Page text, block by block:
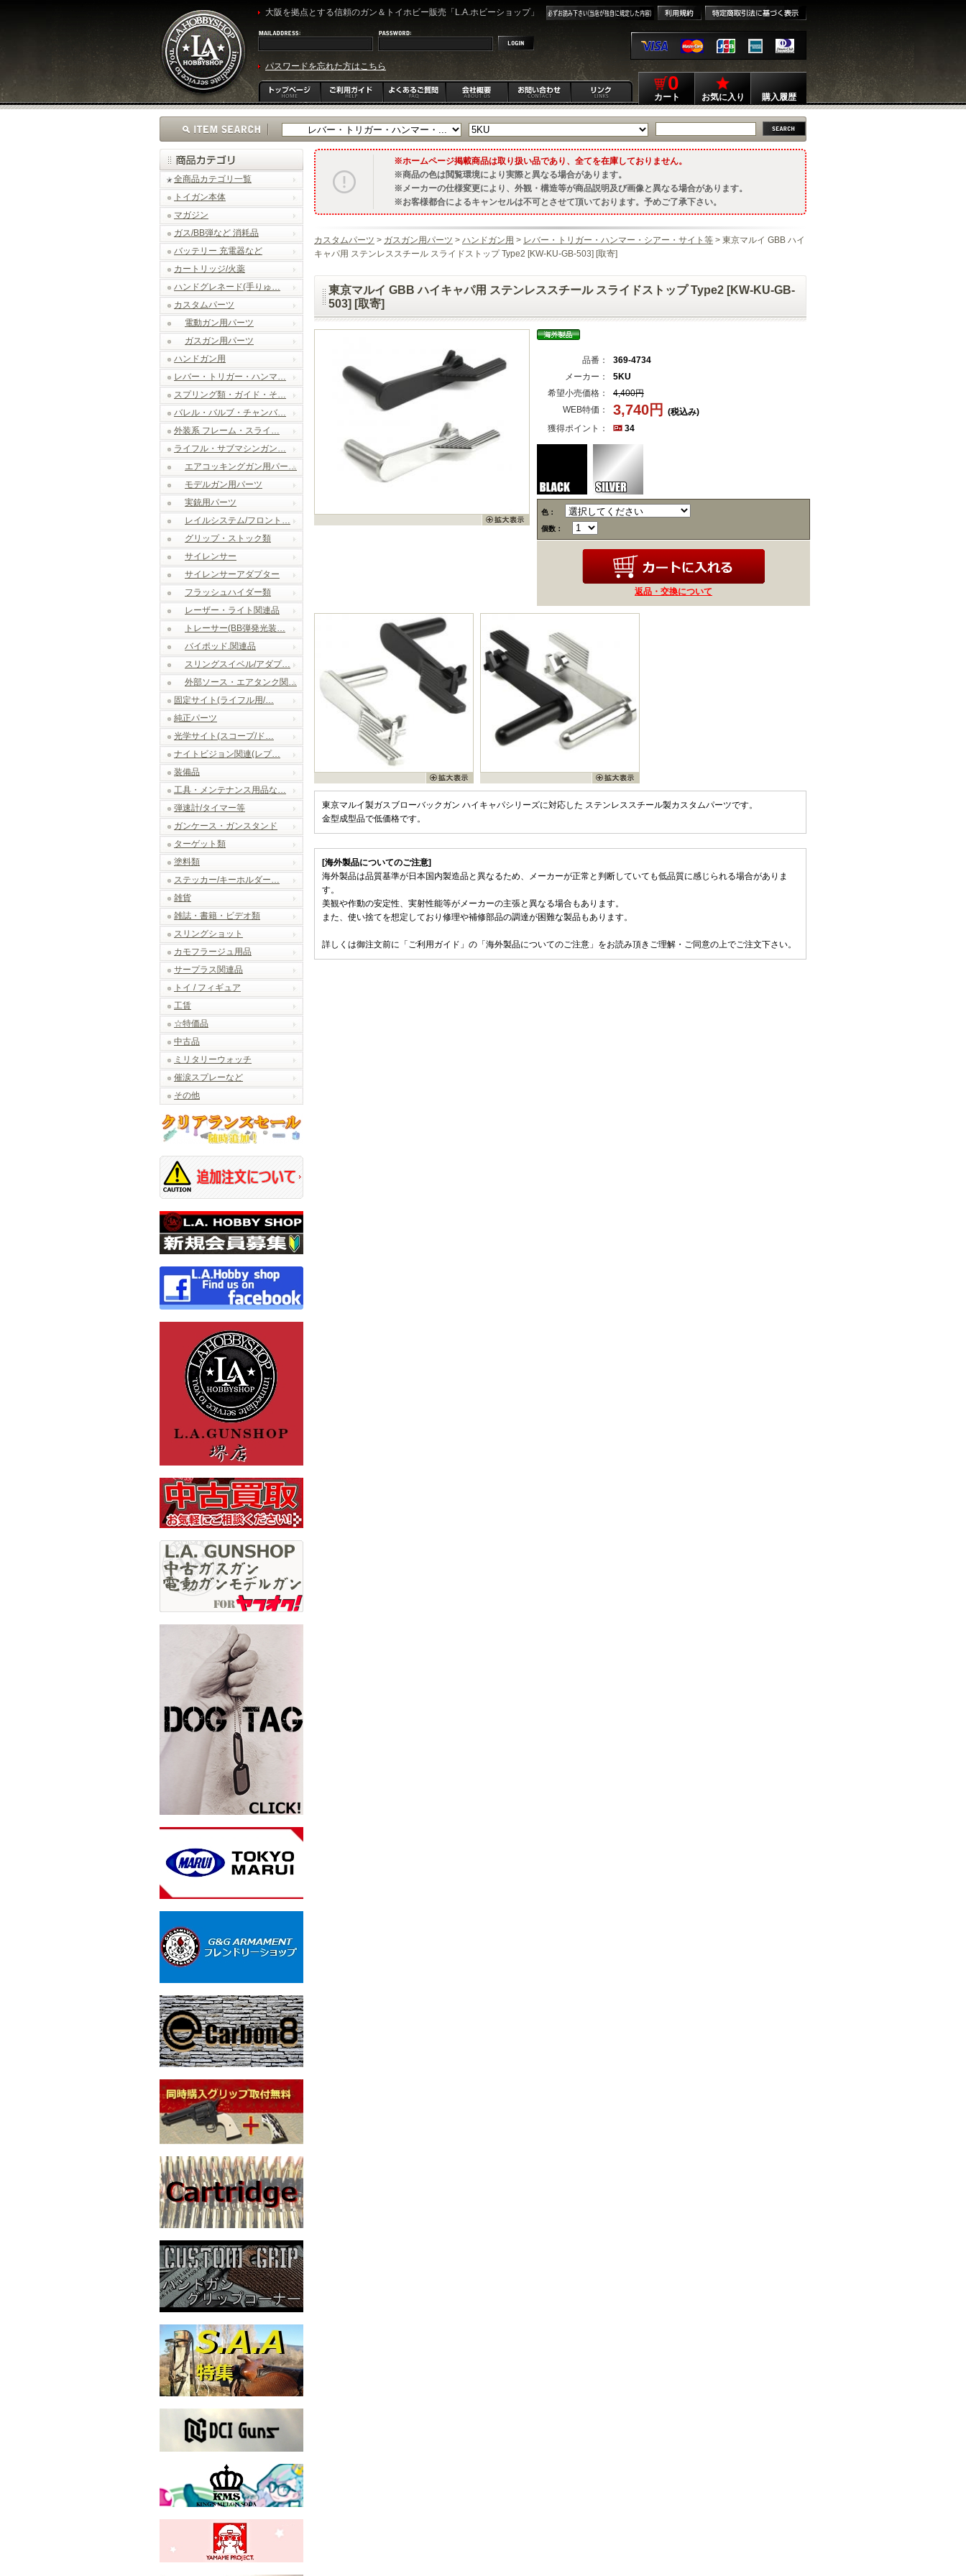
大阪を拠点とする信頼のガン＆トイホビー販売「L.A.ホビーショップ」
パスワードを忘れた方はこちら
0
カート お気に入り 購入履歴
全商品カテゴリ一覧
トイガン本体
マガジン
ガス/BB弾など 消耗品
バッテリー 充電器など
カートリッジ/火薬
ハンドグレネード(手りゅ…
カスタムパーツ
電動ガン用パーツ
ガスガン用パーツ
ハンドガン用
レバー・トリガー・ハンマ…
スプリング類・ガイド・そ…
バレル・バルブ・チャンバ…
外装系 フレーム・スライ…
ライフル・サブマシンガン…
エアコッキングガン用パー…
モデルガン用パーツ
実銃用パーツ
レイルシステム/フロント…
グリップ・ストック類
サイレンサー
サイレンサーアダプター
フラッシュハイダー類
レーザー・ライト関連品
トレーサー(BB弾発光装…
バイポッド.関連品
スリングスイベル/アダプ…
外部ソース・エアタンク関…
固定サイト(ライフル用/…
純正パーツ
光学サイト(スコープ/ド…
ナイトビジョン関連(レプ…
装備品
工具・メンテナンス用品な…
弾速計/タイマー等
ガンケース・ガンスタンド
ターゲット類
塗料類
ステッカー/キーホルダー…
雑貨
雑誌・書籍・ビデオ類
スリングショット
カモフラージュ用品
サープラス関連品
トイ / フィギュア
工賃
☆特価品
中古品
ミリタリーウォッチ
催涙スプレーなど
その他
ホームページ掲載商品は取り扱い品であり、全てを在庫しておりません。
商品の色は閲覧環境により実際と異なる場合があります。
メーカーの仕様変更により、外観・構造等が商品説明及び画像と異なる場合があります。
お客様都合によるキャンセルは不可とさせて頂いております。予めご了承下さい。
カスタムパーツ > ガスガン用パーツ > ハンドガン用 > レバー・トリガー・ハンマー・シアー・サイト等 > 東京マルイ GBB ハイ
キャパ用 ステンレススチール スライドストップ Type2 [KW-KU-GB-503] [取寄]
東京マルイ GBB ハイキャパ用 ステンレススチール スライドストップ Type2 [KW-KU-GB-
503] [取寄]
品番：
369-4734
メーカー：
5KU
希望小売価格：
4,400円
WEB特価：
3,740円
(税込み)
獲得ポイント：
34
色：
個数：
返品・交換について
東京マルイ製ガスブローバックガン ハイキャパシリーズに対応した ステンレススチール製カスタムパーツです。
金型成型品で低価格です。
[海外製品についてのご注意]
海外製品は品質基準が日本国内製造品と異なるため、メーカーが正常と判断していても低品質に感じられる場合がありま
す。
美観や作動の安定性、実射性能等がメーカーの主張と異なる場合もあります。
また、使い捨てを想定しており修理や補修部品の調達が困難な製品もあります。
詳しくは御注文前に「ご利用ガイド」の「海外製品についてのご注意」をお読み頂きご理解・ご同意の上でご注文下さい。